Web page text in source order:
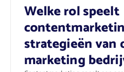
Welke rol speelt
strategieën van
marketing